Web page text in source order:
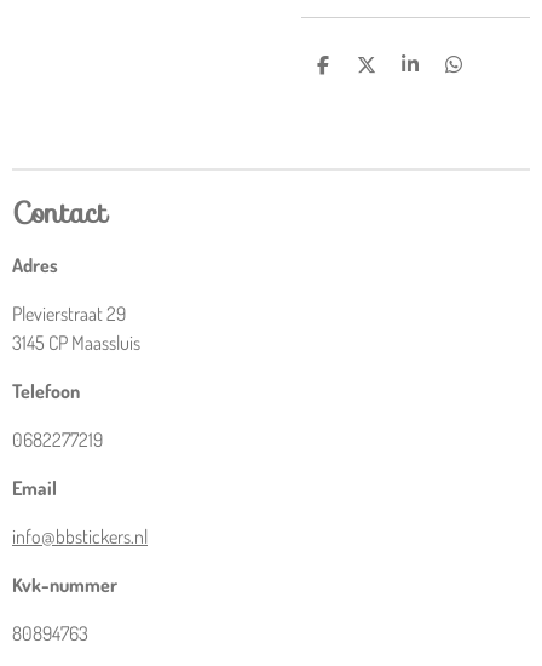
D
D
S
D
Contact
Adres
Plevierstraat 29
3145 CP Maassluis
Telefoon
0682277219
Email
info@bbstickers.nl
Kvk-nummer
80894763